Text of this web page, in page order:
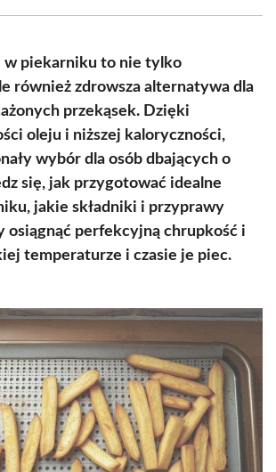
w piekarniku to nie tylko
również zdrowsza alternatywa dla
przekąsek. Dzięki
oleju i niższej kaloryczności,
wybór dla osób dbających o
się, jak przygotować idealne
jakie składniki i przyprawy
osiągnąć perfekcyjną chrupkość i
temperaturze i czasie je piec.